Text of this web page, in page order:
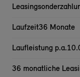
Laufzeit36 Monate
Laufleistung p.a.
36 monatliche